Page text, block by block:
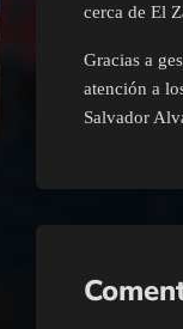
cerca de El
Gracias a
atención a
Salvador